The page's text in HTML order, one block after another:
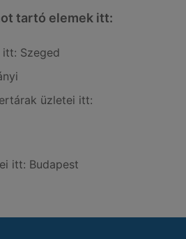
tartó elemek itt:
Szeged
üzletei itt:
itt: Budapest